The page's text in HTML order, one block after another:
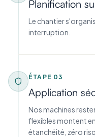
Planification
Le chantier
interruption.
ÉTAPE 03
Application
Nos machines
flexibles montent
étanchéité, zéro